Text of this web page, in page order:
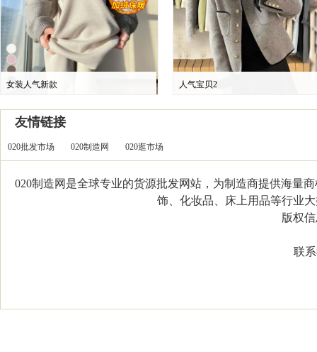
女装人气新款 人气宝贝2
友情链接
020批发市场 020制造网 020逛市场
020制造网是全球专业的货源批发网站，为制造商提供海量
饰、化妆品、床上用品等行业
版权信
联